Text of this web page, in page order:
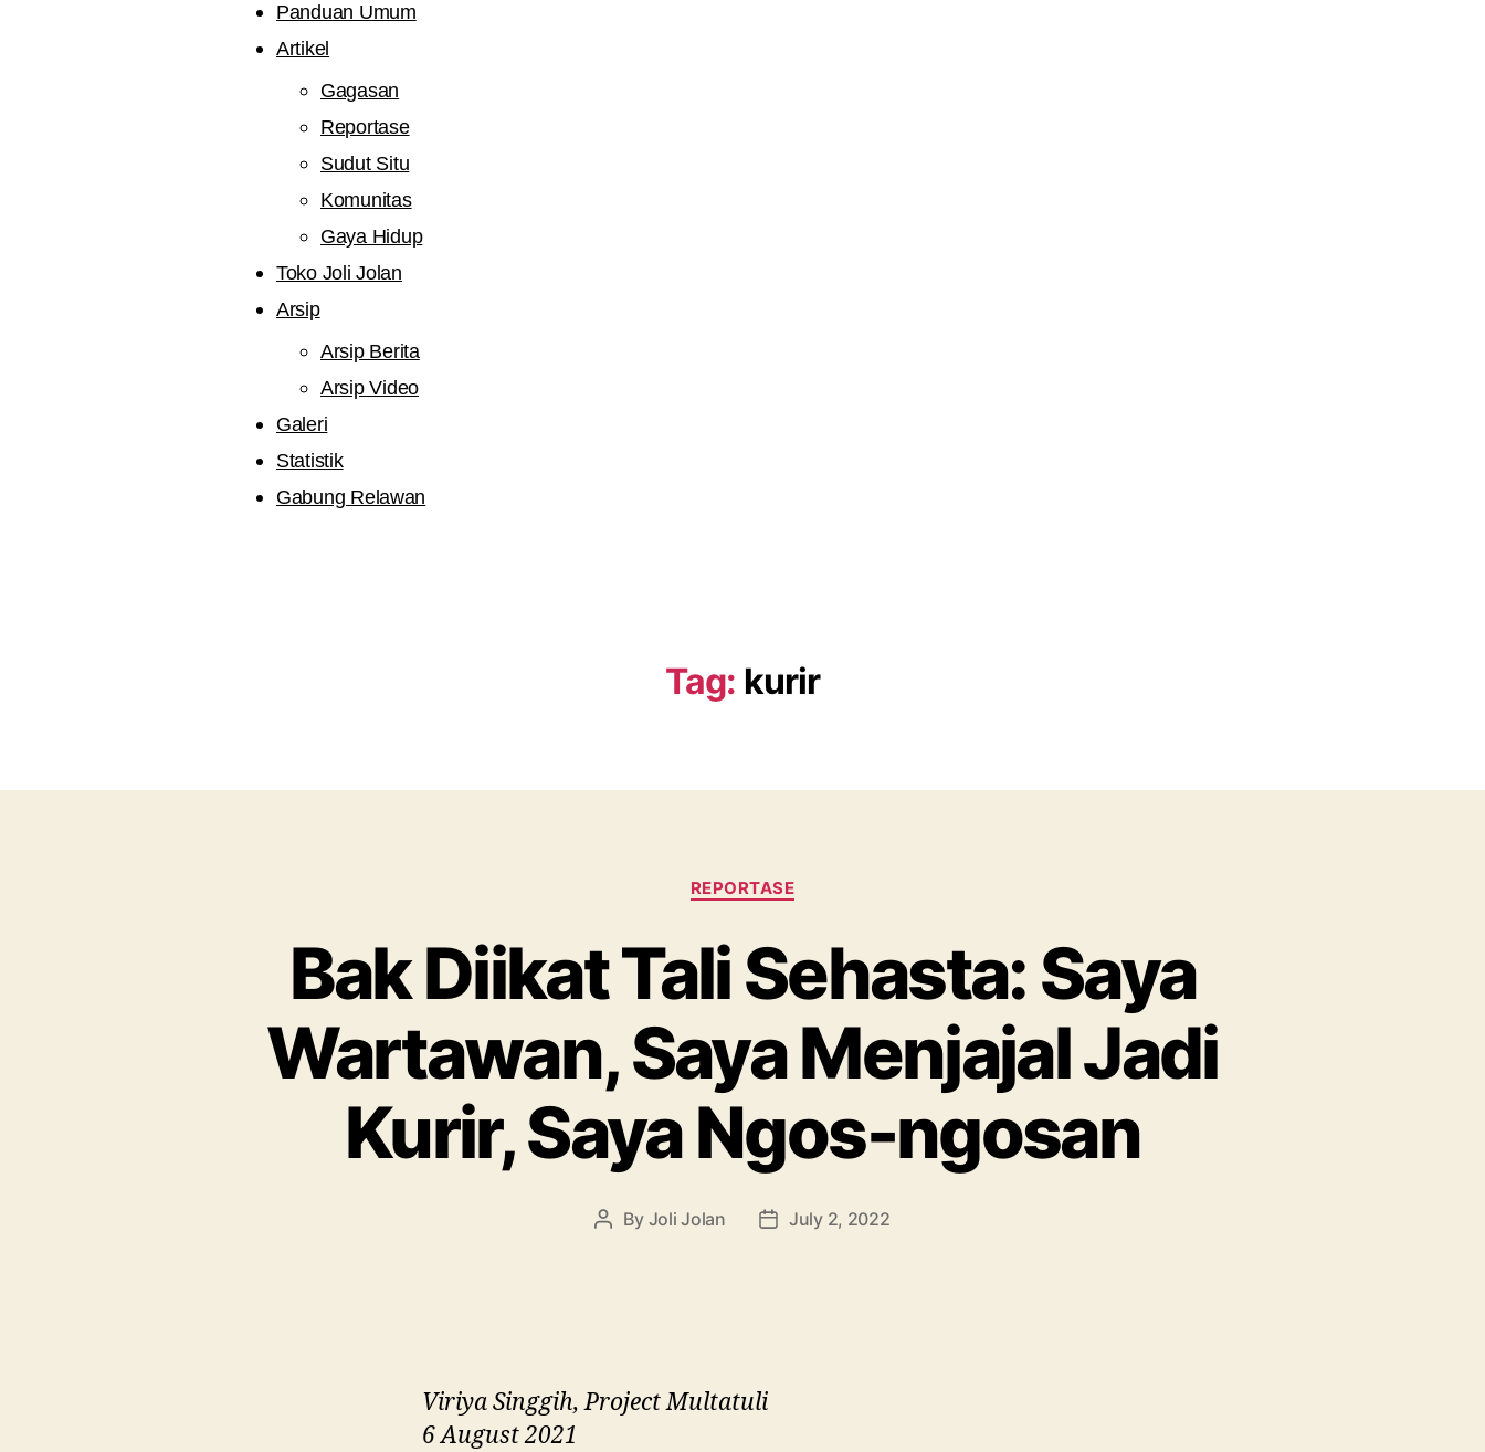
Panduan Umum
Artikel
Gagasan
Reportase
Sudut Situ
Komunitas
Gaya Hidup
Toko Joli Jolan
Arsip
Arsip Berita
Arsip Video
Galeri
Statistik
Gabung Relawan
Tag: kurir
Categories
REPORTASE
Bak Diikat Tali Sehasta: Saya
Wartawan, Saya Menjajal Jadi
Kurir, Saya Ngos-ngosan
Post
By Joli Jolan
PostJuly 2, 2022
Viriya Singgih, Project Multatuli
6 August 2021